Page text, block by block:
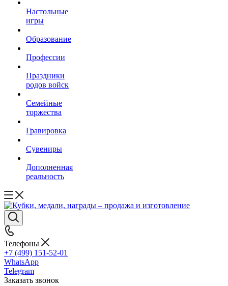
Настольные
игры
Образование
Профессии
Праздники
родов войск
Семейные
торжества
Гравировка
Сувениры
Дополненная
реальность
Телефоны
+7 (499) 151-52-01
WhatsApp
Telegram
Заказать звонок